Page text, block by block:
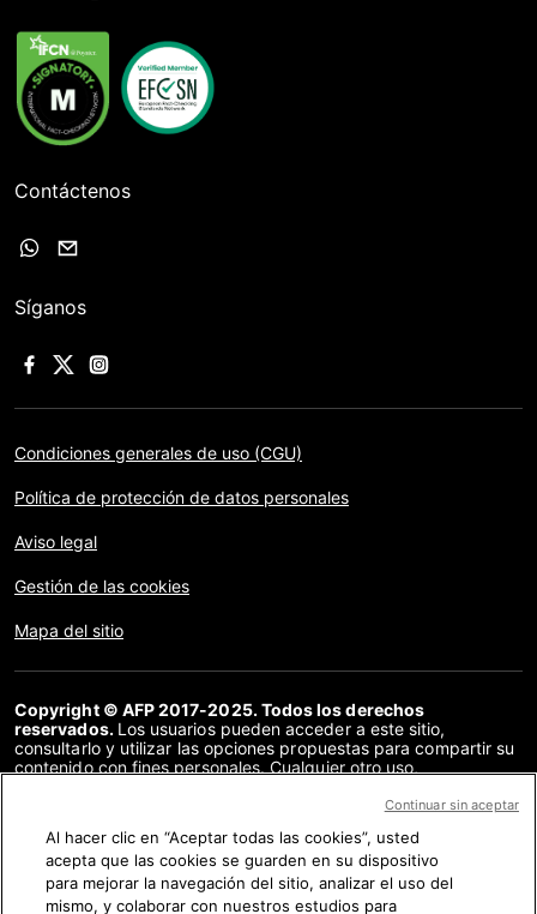
Contáctenos
Síganos
Condiciones generales de uso (CGU)
Política de protección de datos personales
Aviso legal
Gestión de las cookies
Mapa del sitio
Copyright © AFP 2017-2025. Todos los derechos
reservados. Los usuarios pueden acceder a este sitio,
consultarlo y utilizar las opciones propuestas para compartir su
contenido con fines personales. Cualquier otro uso,
distribución del contenido de este sitio, en su totalidad o en
acuerdo específico firmado con la AFP, está estrictamente
prohibido. Los elementos analizados en cada verificación se
presentan o se enlazan en tanto en cuanto son necesarios para
la correcta comprensión de la verificación en cuestión. La AFP
Al hacer clic en “Aceptar todas las cookies”, usted
acepta que las cookies se guarden en su dispositivo
para mejorar la navegación del sitio, analizar el uso del
mismo, y colaborar con nuestros estudios para
Continuar sin aceptar